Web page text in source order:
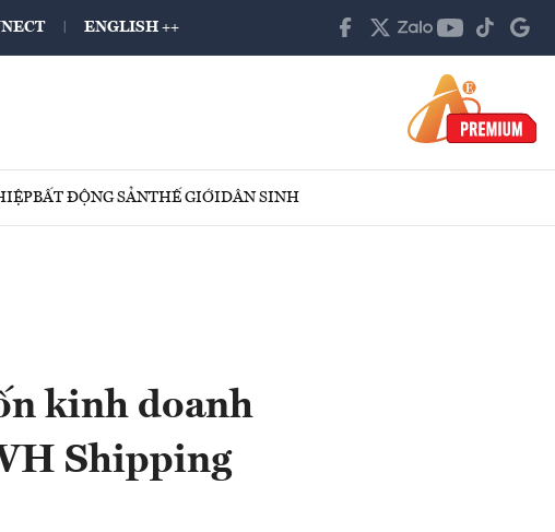
ENGLISH ++
BẤT ĐỘNG SẢNTHẾ GIỚIDÂN SINH
kinh doanh
Shipping